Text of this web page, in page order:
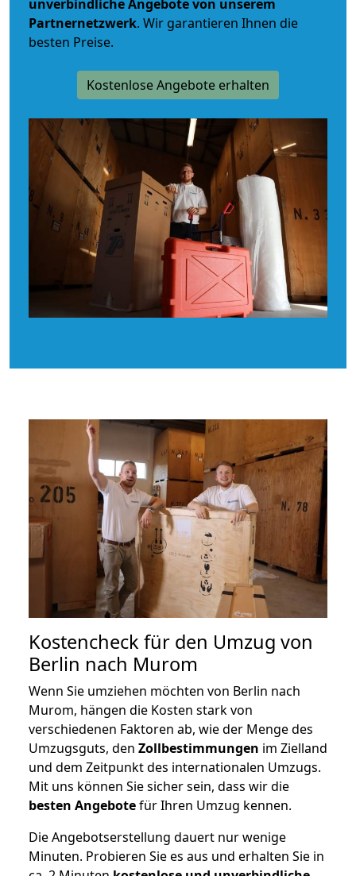
unverbindlicheAngebote von unserem
Partnernetzwerk. Wir garantieren Ihnen die
besten Preise.
Kostenlose Angebote erhalten
Kostencheck für den Umzug von
Berlin nach Murom
Wenn Sie umziehen möchten von Berlin nach
Murom, hängen die Kosten stark von
verschiedenen Faktoren ab, wie der Menge des
Umzugsguts, den Zollbestimmungen im Zielland
und dem Zeitpunkt des internationalen Umzugs.
Mit uns können Sie sicher sein, dass wir die
besten Angebotefür Ihren Umzug kennen.
Die Angebotserstellung dauert nur wenige
Minuten. Probieren Sie es aus und erhalten Sie in